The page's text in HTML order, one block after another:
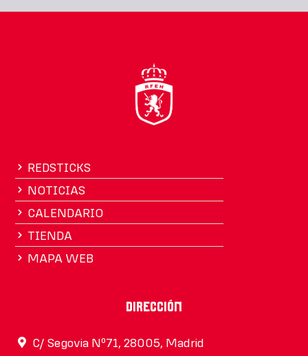
REDSTICKS
NOTICIAS
CALENDARIO
TIENDA
MAPA WEB
Dirección
C/ Segovia Nº71, 28005, Madrid